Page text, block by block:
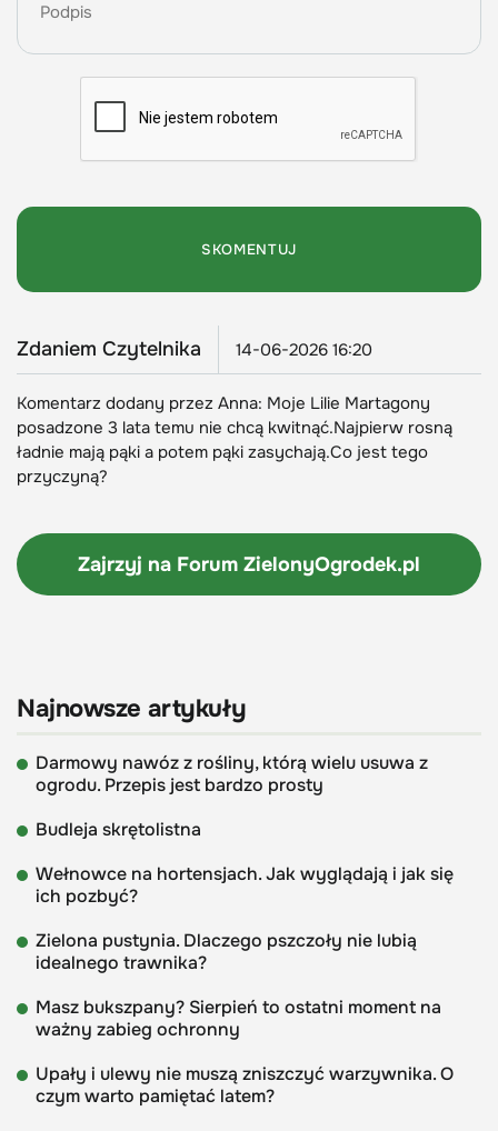
Zdaniem Czytelnika 14-06-2026 16:20
Komentarz dodany przez Anna: Moje Lilie Martagony
posadzone 3 lata temu nie chcą kwitnąć.Najpierw rosną
ładnie mają pąki a potem pąki zasychają.Co jest tego
przyczyną?
Zajrzyj na Forum ZielonyOgrodek.pl
Najnowsze artykuły
Darmowy nawóz z rośliny, którą wielu usuwa z
ogrodu. Przepis jest bardzo prosty
Budleja skrętolistna
Wełnowce na hortensjach. Jak wyglądają i jak się
ich pozbyć?
Zielona pustynia. Dlaczego pszczoły nie lubią
idealnego trawnika?
Masz bukszpany? Sierpień to ostatni moment na
ważny zabieg ochronny
Upały i ulewy nie muszą zniszczyć warzywnika. O
czym warto pamiętać latem?